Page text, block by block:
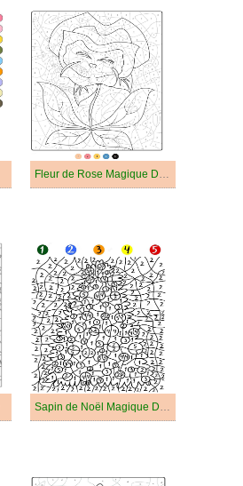
Fleur de Rose Magique Difficile
Sapin de Noël Magique Difficile